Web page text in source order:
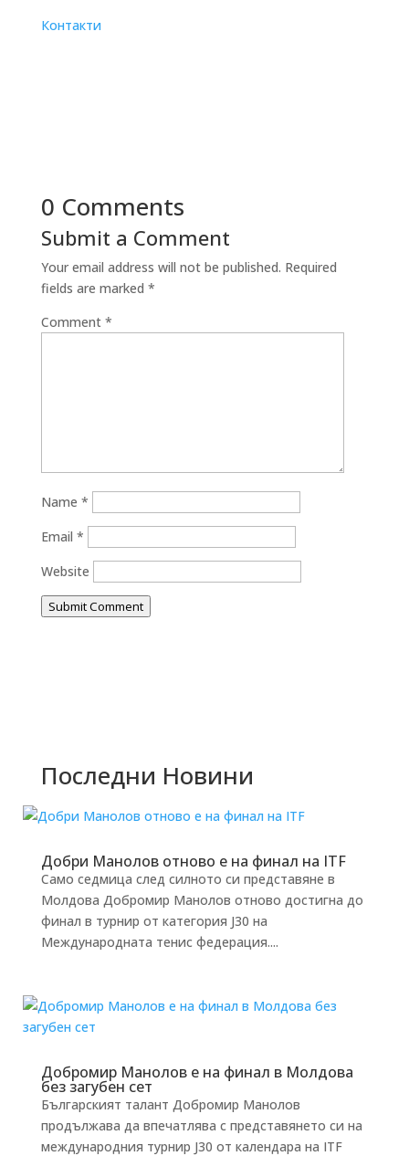
Контакти
0 Comments
Submit a Comment
Your email address will not be published. Required
fields are marked *
Comment *
Name *
Email *
Website
Submit Comment
Последни Новини
Добри Манолов отново е на финал на ITF
Само седмица след силното си представяне в
Молдова Добромир Манолов отново достигна до
финал в турнир от категория J30 на
Международната тенис федерация....
Добромир Манолов е на финал в Молдова
без загубен сет
Българският талант Добромир Манолов
продължава да впечатлява с представянето си на
международния турнир J30 от календара на ITF